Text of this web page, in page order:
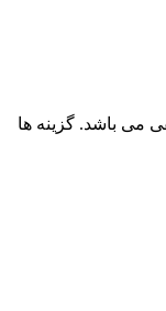
می باشد. گزینه ها